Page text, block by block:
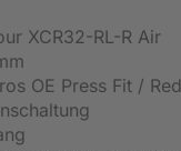
XCR32-RL-R Air
OE Press Fit /